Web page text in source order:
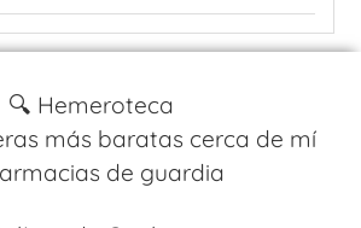
🔍 Hemeroteca
más baratas cerca de mí
de guardia